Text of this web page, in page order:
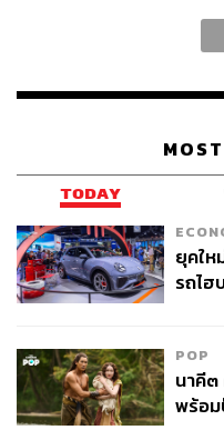
clinical
tter.com/
ชอบเล่นเป็
ฮาลันด์ไม่ได้แค่พูดเท่านั้น แ
เลียนแบบท่าฉลองประตูขอ
2020 และช่วงหนึ่งก็ชอบแ
ตัวเองด้วยประหนึ่งว่า
TODAY
ยุคให
รถไ
POP
นาคี๓
พร้อม